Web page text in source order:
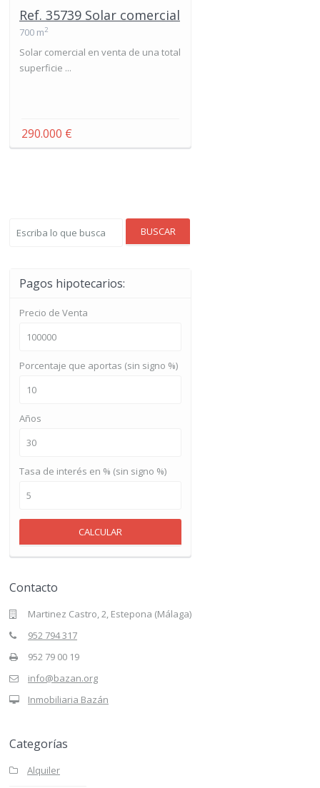
Ref. 35739 Solar comercial
700 m2
Solar comercial en venta de una total
superficie ...
290.000 €
BUSCAR
Pagos hipotecarios:
Precio de Venta
Porcentaje que aportas (sin signo %)
Años
Tasa de interés en % (sin signo %)
CALCULAR
Contacto
Martinez Castro, 2, Estepona (Málaga)
952 794 317
952 79 00 19
info@bazan.org
Inmobiliaria Bazán
Categorías
Alquiler